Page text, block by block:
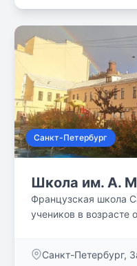
Санкт-Петербург
Школа им. А.
Французская школа
учеников в возрасте
Санкт-Петербург,